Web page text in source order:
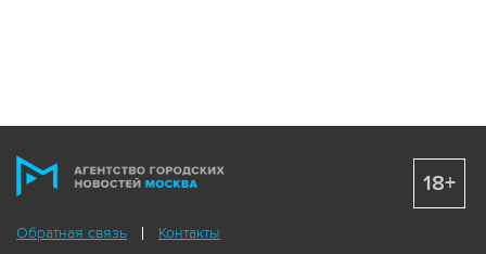
Обратная связь Контакты
18+